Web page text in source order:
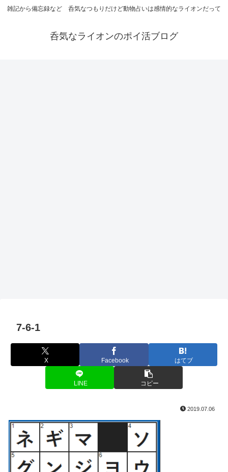
雑記から備忘録など 呑気なつもりだけど動物占いは感情的なライオンだって
呑気なライオンのポイ活ブログ
7-6-1
X Facebook はてブ
LINE コピー
2019.07.06